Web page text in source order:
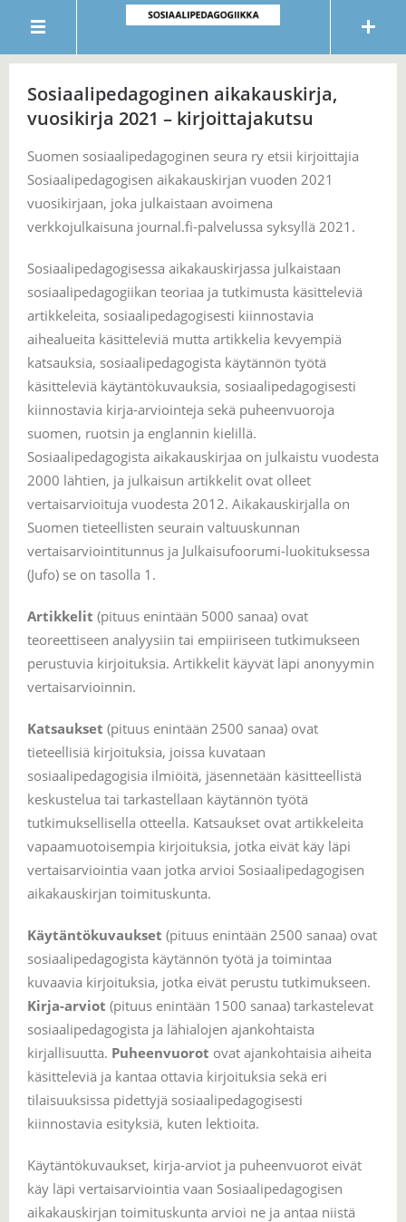
Sosiaalipedagoginen aikakauskirja,
vuosikirja 2021 – kirjoittajakutsu
Suomen sosiaalipedagoginen seura ry etsii kirjoittajia
Sosiaalipedagogisen aikakauskirjan vuoden 2021
vuosikirjaan, joka julkaistaan avoimena
verkkojulkaisuna journal.fi-palvelussa syksyllä 2021.
Sosiaalipedagogisessa aikakauskirjassa julkaistaan
sosiaalipedagogiikan teoriaa ja tutkimusta käsitteleviä
artikkeleita, sosiaalipedagogisesti kiinnostavia
aihealueita käsitteleviä mutta artikkelia kevyempiä
katsauksia, sosiaalipedagogista käytännön työtä
käsitteleviä käytäntökuvauksia, sosiaalipedagogisesti
kiinnostavia kirja-arviointeja sekä puheenvuoroja
suomen, ruotsin ja englannin kielillä.
Sosiaalipedagogista aikakauskirjaa on julkaistu vuodesta
2000 lähtien, ja julkaisun artikkelit ovat olleet
vertaisarvioituja vuodesta 2012. Aikakauskirjalla on
Suomen tieteellisten seurain valtuuskunnan
vertaisarviointitunnus ja Julkaisufoorumi-luokituksessa
(Jufo) se on tasolla 1.
Artikkelit (pituus enintään 5000 sanaa) ovat
teoreettiseen analyysiin tai empiiriseen tutkimukseen
perustuvia kirjoituksia. Artikkelit käyvät läpi anonyymin
vertaisarvioinnin.
Katsaukset (pituus enintään 2500 sanaa) ovat
tieteellisiä kirjoituksia, joissa kuvataan
sosiaalipedagogisia ilmiöitä, jäsennetään käsitteellistä
keskustelua tai tarkastellaan käytännön työtä
tutkimuksellisella otteella. Katsaukset ovat artikkeleita
vapaamuotoisempia kirjoituksia, jotka eivät käy läpi
vertaisarviointia vaan jotka arvioi Sosiaalipedagogisen
aikakauskirjan toimituskunta.
Käytäntökuvaukset (pituus enintään 2500 sanaa) ovat
sosiaalipedagogista käytännön työtä ja toimintaa
kuvaavia kirjoituksia, jotka eivät perustu tutkimukseen.
Kirja-arviot (pituus enintään 1500 sanaa) tarkastelevat
sosiaalipedagogista ja lähialojen ajankohtaista
kirjallisuutta. Puheenvuorot ovat ajankohtaisia aiheita
käsitteleviä ja kantaa ottavia kirjoituksia sekä eri
tilaisuuksissa pidettyjä sosiaalipedagogisesti
kiinnostavia esityksiä, kuten lektioita.
Käytäntökuvaukset, kirja-arviot ja puheenvuorot eivät
käy läpi vertaisarviointia vaan Sosiaalipedagogisen
aikakauskirjan toimituskunta arvioi ne ja antaa niistä